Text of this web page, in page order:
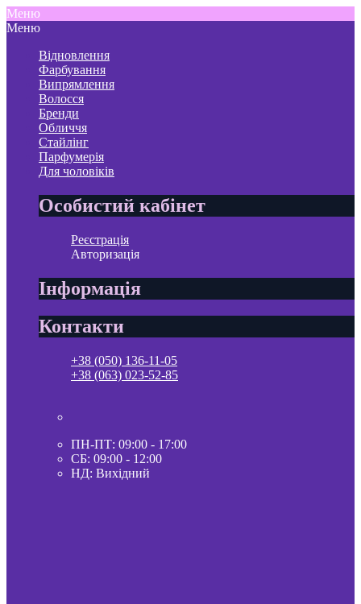
Меню
Меню
Відновлення
Фарбування
Випрямлення
Волосся
Бренди
Обличчя
Стайлінг
Парфумерія
Для чоловіків
Особистий кабінет
Реєстрація
Авторизація
Інформація
Контакти
+38 (050) 136-11-05
+38 (063) 023-52-85
ПН-ПТ: 09:00 - 17:00
СБ: 09:00 - 12:00
НД: Вихідний